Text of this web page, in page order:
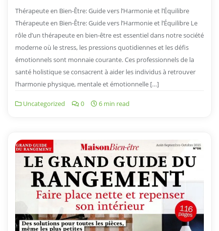
Thérapeute en Bien-Être: Guide vers l’Harmonie et l’Équilibre
Thérapeute en Bien-Être: Guide vers l’Harmonie et l’Équilibre Le
rôle d’un thérapeute en bien-être est essentiel dans notre société
moderne où le stress, les pressions quotidiennes et les défis
émotionnels sont monnaie courante. Ces professionnels de la
santé holistique se consacrent à aider les individus à retrouver
l’harmonie physique, mentale et émotionnelle […]
Uncategorized 0 6 min read